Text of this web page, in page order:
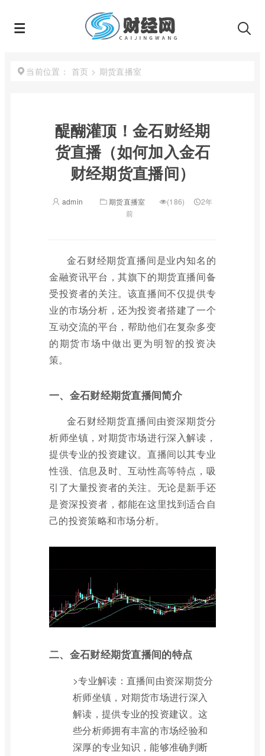
当前位置： 首页 > 期货直播室
醍醐灌顶！金石财经期
货直播（如何加入金石
财经期货直播间）
admin 期货直播室 (186)
2年
前
金石财经期货直播间是业内知名的
金融资讯平台，其旗下的期货直播间备
受投资者的关注。该直播间不仅提供专
业的市场分析，还为投资者搭建了一个
互动交流的平台，帮助他们在复杂多变
的期货市场中做出更为明智的投资决
策。
一、金石财经期货直播间简介
金石财经期货直播间由资深期货分
析师坐镇，对期货市场进行深入解读，
提供专业的投资建议。直播间以其专业
性强、信息及时、互动性高等特点，吸
引了大量投资者的关注。无论是新手还
是资深投资者，都能在这里找到适合自
己的投资策略和市场分析。
二、金石财经期货直播间的特点
>专业解读：直播间由资深期货分
析师坐镇，对期货市场进行深入
解读，提供专业的投资建议。这
些分析师拥有丰富的市场经验和
深厚的专业知识，能够准确判断